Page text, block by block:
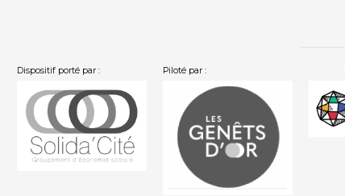
Dispositif porté par : Piloté par :